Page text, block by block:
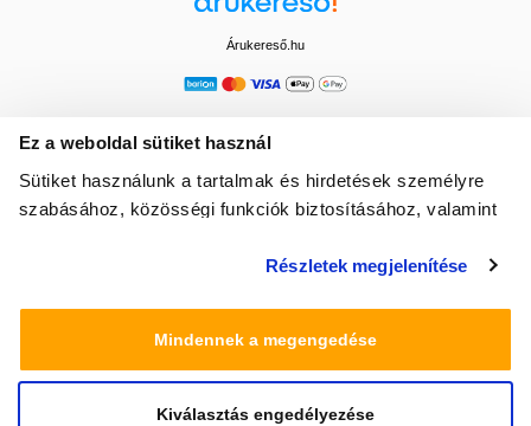
Ez a weboldal sütiket használ
Sütiket használunk a tartalmak és hirdetések személyre
szabásához, közösségi funkciók biztosításához, valamint
média-, hirdető- és elemező partnereinkkel megosztjuk az
amelyeket Ön adott meg számukra vagy az Ön által
használt más szolgáltatásokból gyűjtöttek.
Részletek megjelenítése
Mindennek a megengedése
Kiválasztás engedélyezése
Árukereső.hu